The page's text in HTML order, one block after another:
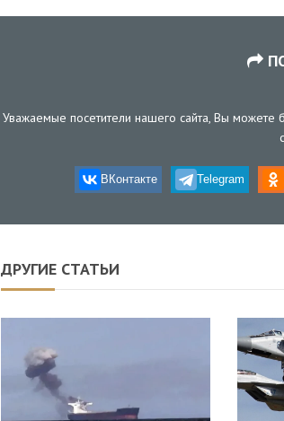
Уважаемые посетители нашего сайта, Вы можете
ВКонтакте Telegram
ДРУГИЕ СТАТЬИ